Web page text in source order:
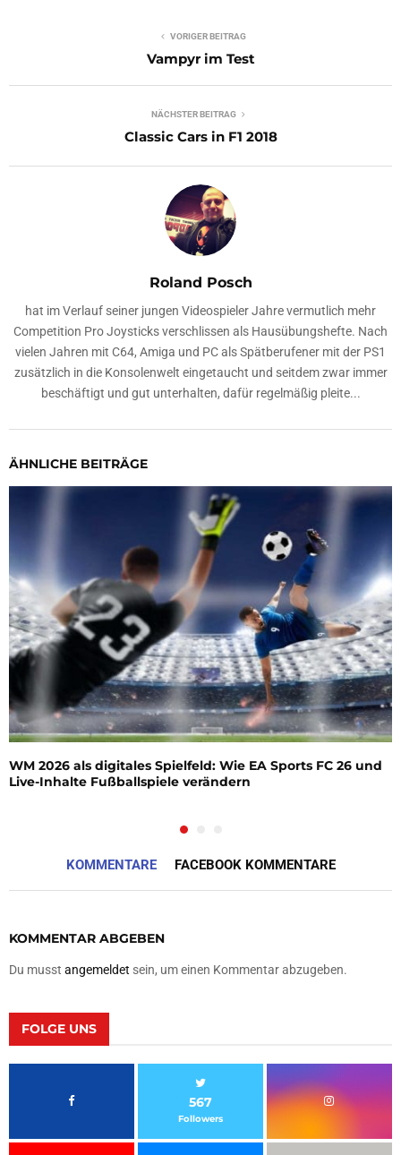
VORIGER BEITRAG
Vampyr im Test
NÄCHSTER BEITRAG
Classic Cars in F1 2018
Roland Posch
hat im Verlauf seiner jungen Videospieler Jahre vermutlich mehr
Competition Pro Joysticks verschlissen als Hausübungshefte. Nach
vielen Jahren mit C64, Amiga und PC als Spätberufener mit der PS1
zusätzlich in die Konsolenwelt eingetaucht und seitdem zwar immer
beschäftigt und gut unterhalten, dafür regelmäßig pleite...
ÄHNLICHE BEITRÄGE
WM 2026 als digitales Spielfeld: Wie EA Sports FC 26 und
Live-Inhalte Fußballspiele verändern
KOMMENTARE FACEBOOK KOMMENTARE
KOMMENTAR ABGEBEN
Du musst angemeldet sein, um einen Kommentar abzugeben.
FOLGE UNS
567
Followers